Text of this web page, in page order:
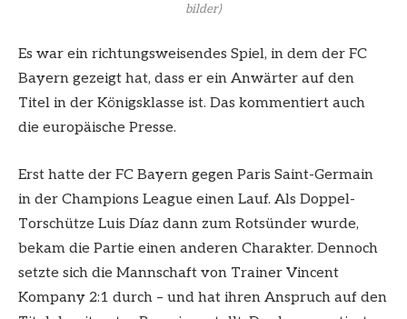
bilder)
Es war ein richtungsweisendes Spiel, in dem der FC
Bayern gezeigt hat, dass er ein Anwärter auf den
Titel in der Königsklasse ist. Das kommentiert auch
die europäische Presse.
Erst hatte der FC Bayern gegen Paris Saint-Germain
in der Champions League einen Lauf. Als Doppel-
Torschütze Luis Díaz dann zum Rotsünder wurde,
bekam die Partie einen anderen Charakter. Dennoch
setzte sich die Mannschaft von Trainer Vincent
Kompany 2:1 durch – und hat ihren Anspruch auf den